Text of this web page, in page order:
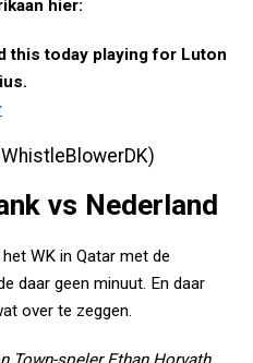
hier:
this today playing for Luton
vs Nederland
WK in Qatar met de
daar geen minuut. En daar
over te zeggen.